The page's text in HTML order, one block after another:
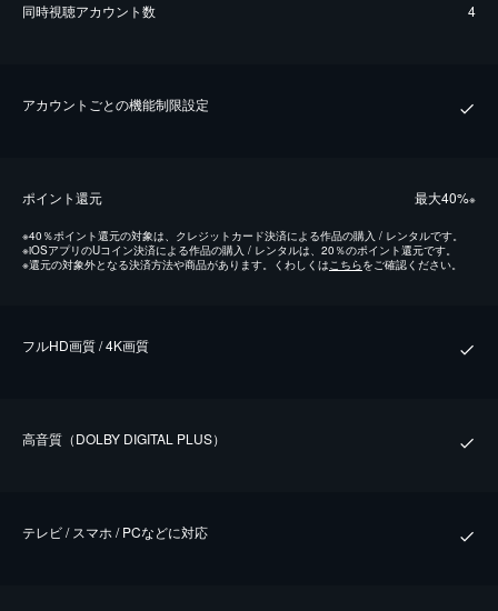
同時視聴アカウント数 4
アカウントごとの機能制限設定
ポイント還元 最⼤40%※
※40％ポイント還元の対象は、クレジットカード決済による作品の購入 / レンタルです。
※iOSアプリのUコイン決済による作品の購入 / レンタルは、20％のポイント還元です。
※還元の対象外となる決済方法や商品があります。くわしくはこちらをご確認ください。
フルHD画質 / 4K画質
⾼⾳質（DOLBY DIGITAL PLUS）
テレビ / スマホ / PCなどに対応